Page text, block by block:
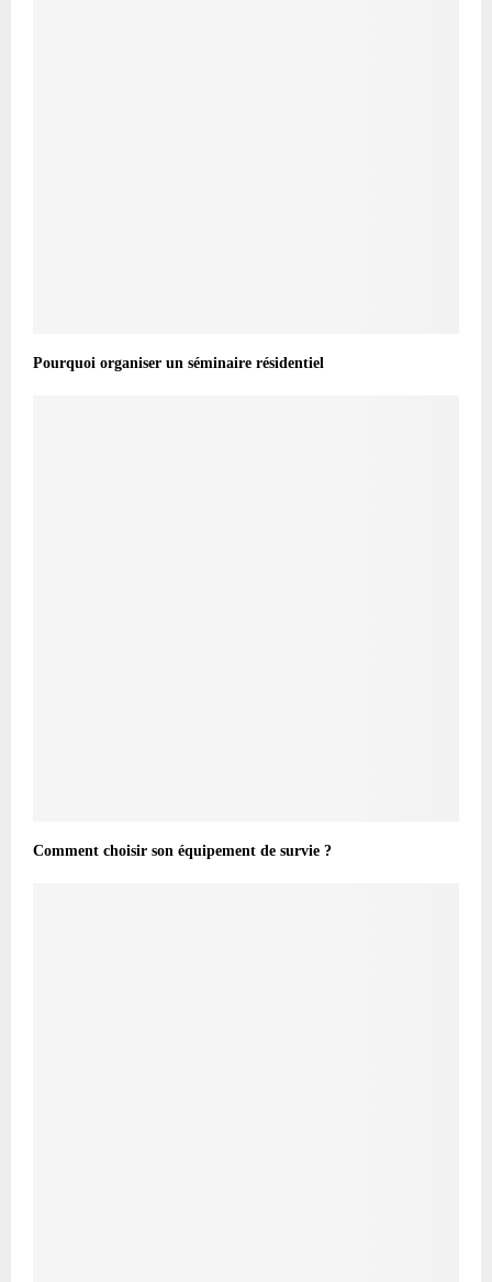
Pourquoi organiser un séminaire résidentiel
Comment choisir son équipement de survie ?